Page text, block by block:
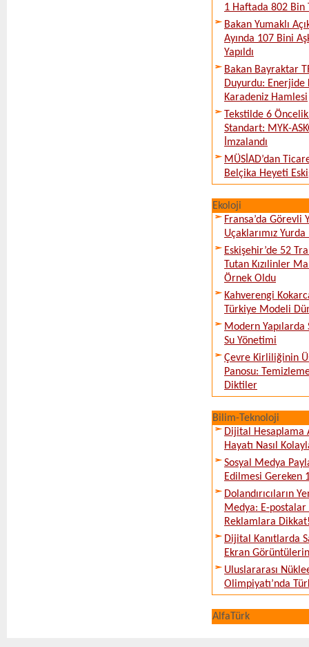
1 Haftada 802 Bin
Bakan Yumaklı
Ayında 107 Bini
Yapıldı
Bakan Bayraktar
Duyurdu: Enerjide
Karadeniz Hamlesi
Tekstilde 6
Standart: MYK-
İmzalandı
MÜSİAD’dan
Belçika Heyeti
Ekoloji
Fransa’da Görevli
Uçaklarımız
Eskişehir’de 52
Tutan Kızılinler
Örnek Oldu
Kahverengi
Türkiye Modeli
Modern Yapılarda
Su Yönetimi
Çevre Kirliliğinin
Panosu:
Diktiler
Bilim-Teknoloji
Dijital Hesaplama
Hayatı Nasıl
Sosyal Medya
Edilmesi Gereken
Dolandırıcıların
Medya: E-postalar
Reklamlara
Dijital Kanıtlarda
Ekran
Uluslararası
Olimpiyatı’nda
AlfaTürk